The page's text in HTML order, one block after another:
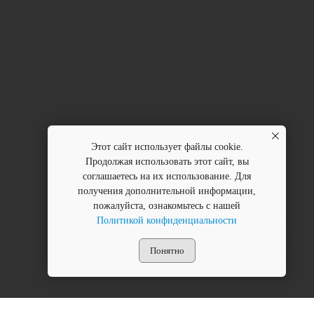
Этот сайт использует файлы cookie.
Продолжая использовать этот сайт, вы
соглашаетесь на их использование. Для
получения дополнительной информации,
пожалуйста, ознакомьтесь с нашей
Политикой конфиденциальности
Понятно